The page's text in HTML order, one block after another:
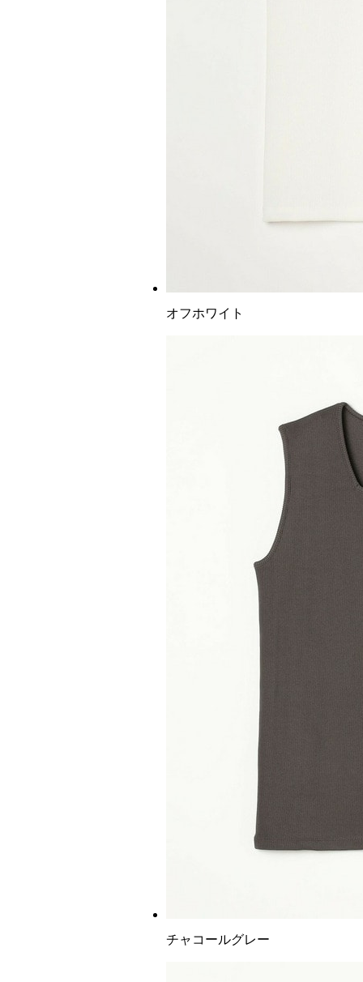
オフホワイト
チャコールグレー